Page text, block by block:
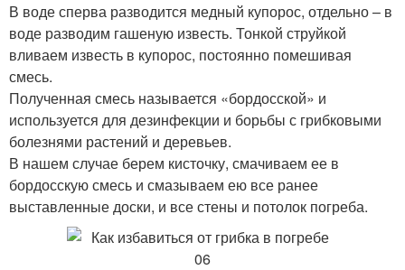
В воде сперва разводится медный купорос, отдельно – в
воде разводим гашеную известь. Тонкой струйкой
вливаем известь в купорос, постоянно помешивая
смесь.
Полученная смесь называется «бордосской» и
используется для дезинфекции и борьбы с грибковыми
болезнями растений и деревьев.
В нашем случае берем кисточку, смачиваем ее в
бордосскую смесь и смазываем ею все ранее
выставленные доски, и все стены и потолок погреба.